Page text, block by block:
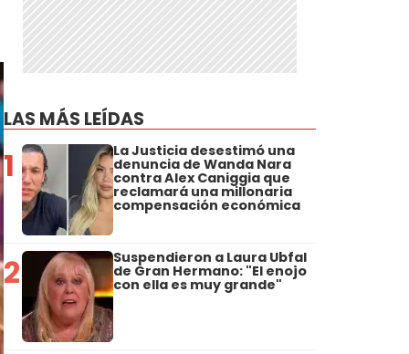
LAS MÁS LEÍDAS
1 La Justicia desestimó una
denuncia de Wanda Nara
contra Alex Caniggia que
reclamará una millonaria
compensación económica
2 Suspendieron a Laura Ubfal
de Gran Hermano: "El enojo
con ella es muy grande"